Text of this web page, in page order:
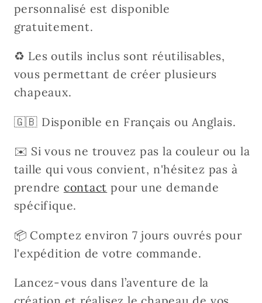
personnalisé est disponible
gratuitement.
♻︎ Les outils inclus sont réutilisables,
vous permettant de créer plusieurs
chapeaux.
🇬🇧 Disponible en Français ou Anglais.
✉️ Si vous ne trouvez pas la couleur ou la
taille qui vous convient, n'hésitez pas à
prendre contact pour une demande
spécifique.
📦 Comptez environ 7 jours ouvrés pour
l'expédition de votre commande.
Lancez-vous dans l’aventure de la